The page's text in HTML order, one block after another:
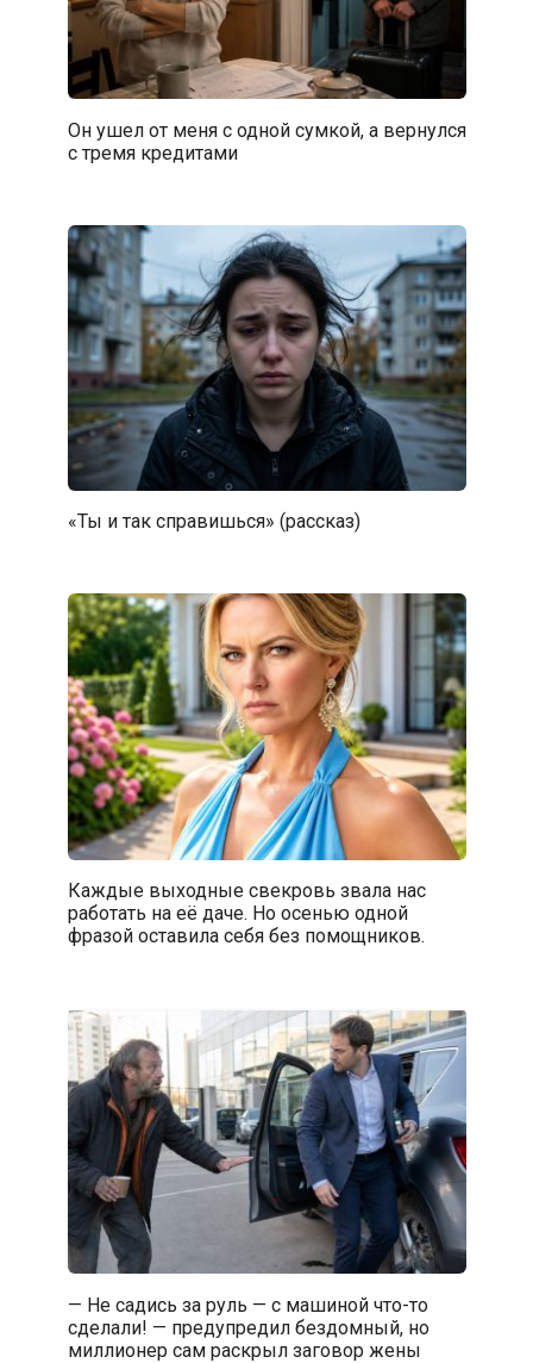
Он ушел от меня с одной сумкой, а вернулся
с тремя кредитами
«Ты и так справишься» (рассказ)
Каждые выходные свекровь звала нас
работать на её даче. Но осенью одной
фразой оставила себя без помощников.
— Не садись за руль — с машиной что-то
сделали! — предупредил бездомный, но
миллионер сам раскрыл заговор жены